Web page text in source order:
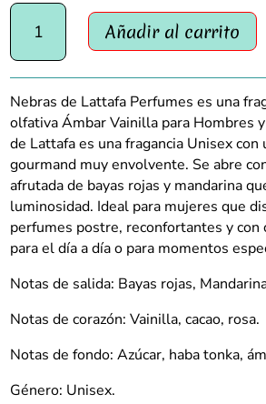
Perfume
Árabe
Nebras
Lattafa
100ML
cantidad
Añadir al carrito
Nebras de Lattafa Perfumes es una
olfativa Ámbar Vainilla para Hombres
de Lattafa es una fragancia Unisex
gourmand muy envolvente. Se abre
afrutada de bayas rojas y mandarina
luminosidad. Ideal para mujeres que
perfumes postre, reconfortantes y con
para el día a día o para momentos
Notas de salida: Bayas rojas,
Notas de corazón: Vainilla, cacao, rosa.
Notas de fondo: Azúcar, haba tonka,
Género: Unisex.